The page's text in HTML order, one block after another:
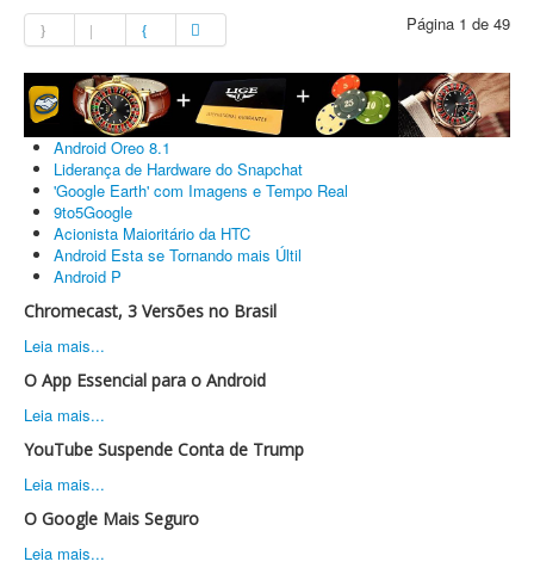
Página 1 de 49
Android Oreo 8.1
Liderança de Hardware do Snapchat
'Google Earth' com Imagens e Tempo Real
9to5Google
Acionista Maioritário da HTC
Android Esta se Tornando mais Últil
Android P
Chromecast, 3 Versões no Brasil
Leia mais...
O App Essencial para o Android
Leia mais...
YouTube Suspende Conta de Trump
Leia mais...
O Google Mais Seguro
Leia mais...